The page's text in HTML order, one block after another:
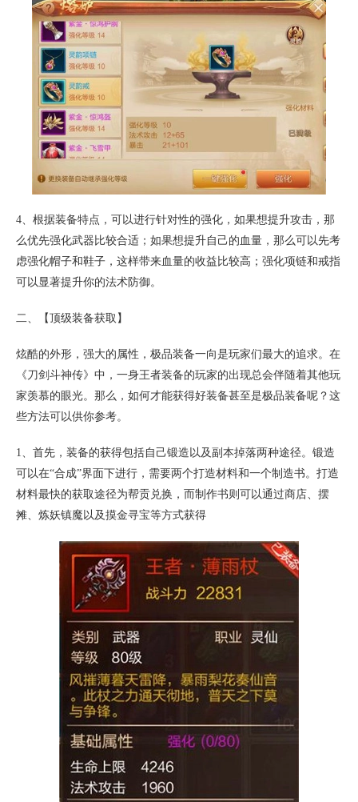
4、根据装备特点，可以进行针对性的强化，如果想提升攻击，那
么优先强化武器比较合适；如果想提升自己的血量，那么可以先考
虑强化帽子和鞋子，这样带来血量的收益比较高；强化项链和戒指
可以显著提升你的法术防御。
二、【顶级装备获取】
炫酷的外形，强大的属性，极品装备一向是玩家们最大的追求。在
《刀剑斗神传》中，一身王者装备的玩家的出现总会伴随着其他玩
家羡慕的眼光。那么，如何才能获得好装备甚至是极品装备呢？这
些方法可以供你参考。
1、首先，装备的获得包括自己锻造以及副本掉落两种途径。锻造
可以在“合成”界面下进行，需要两个打造材料和一个制造书。打造
材料最快的获取途径为帮贡兑换，而制作书则可以通过商店、摆
摊、炼妖镇魔以及摸金寻宝等方式获得